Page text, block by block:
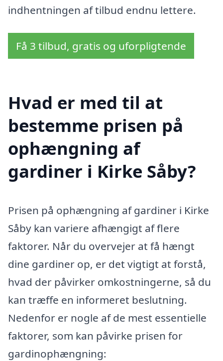
indhentningen af tilbud endnu lettere.
Få 3 tilbud, gratis og uforpligtende
Hvad er med til at
bestemme prisen på
ophængning af
gardiner i Kirke Såby?
Prisen på ophængning af gardiner i Kirke
Såby kan variere afhængigt af flere
faktorer. Når du overvejer at få hængt
dine gardiner op, er det vigtigt at forstå,
hvad der påvirker omkostningerne, så du
kan træffe en informeret beslutning.
Nedenfor er nogle af de mest essentielle
faktorer, som kan påvirke prisen for
gardinophængning: